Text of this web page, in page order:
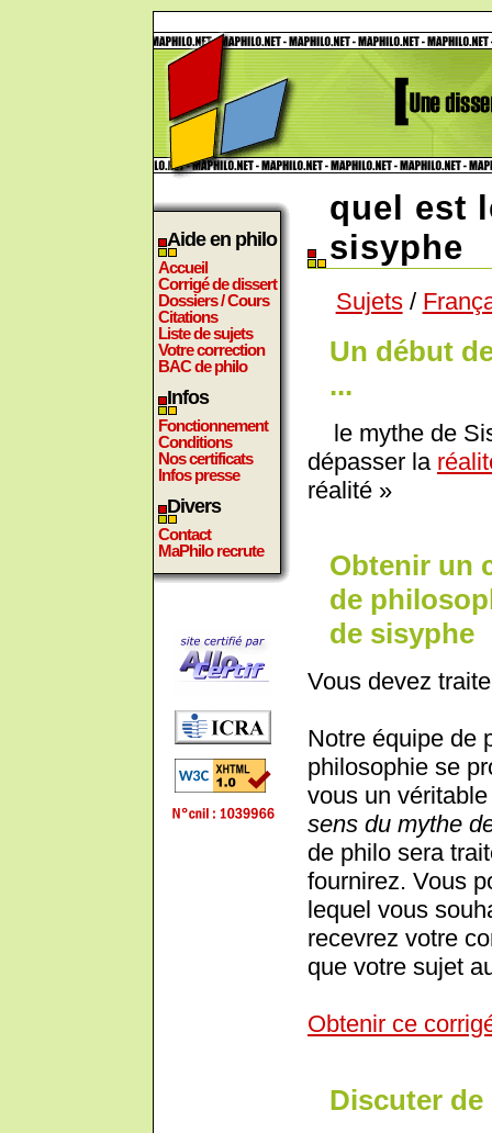
Aide en philo
Accueil
Corrigé de dissert
Dossiers / Cours
Citations
Liste de sujets
Votre correction
BAC de philo
Infos
Fonctionnement
Conditions
Nos certificats
Infos presse
Divers
Contact
MaPhilo recrute
quel est
sisyphe
Sujets/
Un début
...
le mythe de
dépasser la
réalité »
Obtenir un
de
de sisyphe
Vous devez
Notre équipe de
philosophie se
vous un
sens du mythe
de philo sera
fournirez. Vous
lequel vous
recevrez votre
que votre sujet
Obtenir ce
Discuter de